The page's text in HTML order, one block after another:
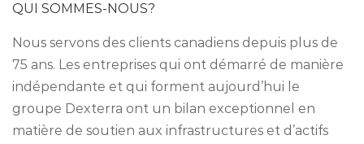
QUI SOMMES-NOUS?
Nous servons des clients canadiens depuis plus de
75 ans. Les entreprises qui ont démarré de manière
indépendante et qui forment aujourd’hui le
groupe Dexterra ont un bilan exceptionnel en
matière de soutien aux infrastructures et d’actifs